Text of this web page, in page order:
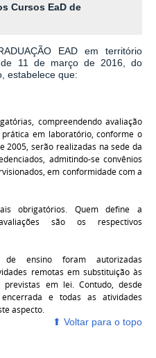
Cursos EaD de
EAD em território
11 de março de 2016, do
estabelece que:
compreendendo avaliação
em laboratório, conforme o
2005, serão realizadas na sede da
admitindo-se convênios
em conformidade com a
obrigatórios. Quem define a
são os respectivos
ensino foram autorizadas
remotas em substituição às
previstas em lei. Contudo, desde
e todas as atividades
aspecto.
⬆ ‎Voltar para o topo